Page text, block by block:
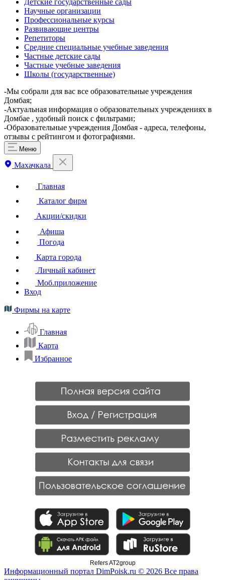
Научные организации
Профессиональные курсы
Развивающие центры
Репетиторы
Средние специальные учебные заведения
Частные детские сады
Частные учебные заведения
Школы (государственные)
-Мы собрали для вас все образовательные учреждения
Домбая;
-Актуальная информация о образовательных учреждениях в
Домбае , удобный поиск с фильтрами;
-Образовательные учреждения Домбая - адреса, телефоны,
отзывы с рейтингом и фотографиями.
Меню
Махачкала
Главная
Каталог фирм
Акции/скидки
Афиша
Погода
Карта города
Личный кабинет
Моб.приложение
Вход
Фирмы на карте
Главная
Карта
Избранное
Refers AT2group
Информационный портал DimPoisk.ru © 2026 Все права